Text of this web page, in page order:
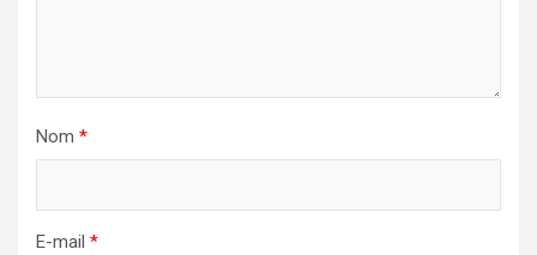
Nom *
E-mail *